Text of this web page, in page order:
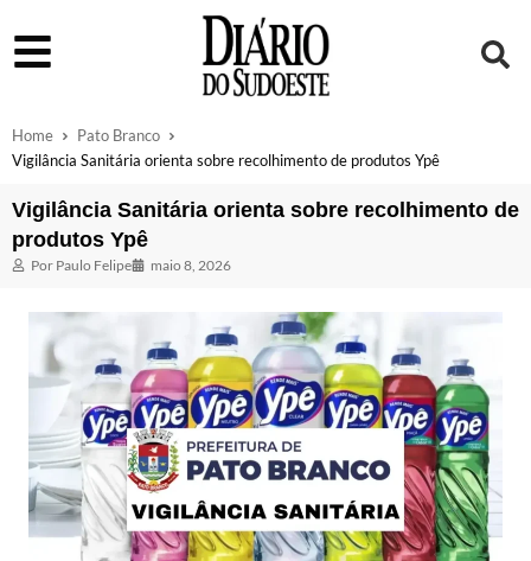
Home
Pato Branco
Vigilância Sanitária orienta sobre recolhimento de produtos Ypê
Vigilância Sanitária orienta sobre recolhimento de
produtos Ypê
Por Paulo Felipe maio 8, 2026